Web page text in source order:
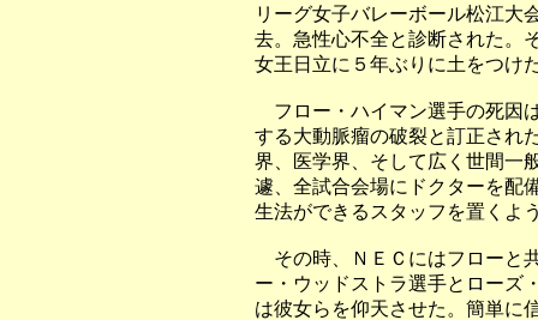
リーグ女子バレーボール松江大
去。急性心不全と診断された。
女王日立に５年ぶりに土をつけ
フロー・ハイマン選手の死因
する大動脈瘤の破裂と訂正され
界、医学界、そして広く世間一
遽、全試合会場にドクターを配
生法ができるスタッフを置くよ
その時、ＮＥＣにはフローと
ー・ウッドストラ選手とローズ
は彼女らを仰天させた。簡単に